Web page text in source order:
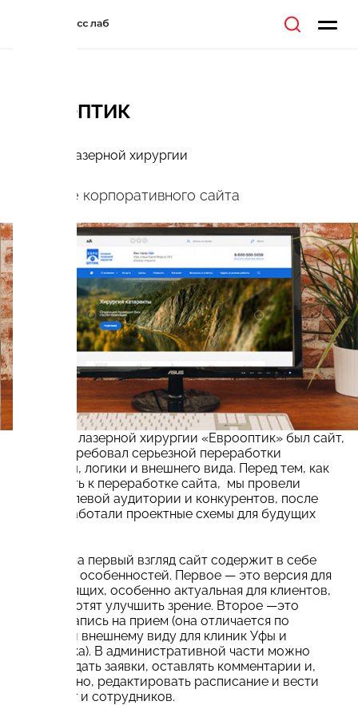
ЕВРООПТИК
Клиника лазерной хирургии
Создание корпоративного сайта
У клиники лазерной хирургии «Еврооптик» был сайт,
который требовал серьезной переработки
структуры, логики и внешнего вида. Перед тем, как
приступить к переработке сайта, мы провели
анализ целевой аудитории и конкурентов, после
чего разработали проектные схемы для будущих
Простой на первый взгляд сайт содержит в себе
несколько особенностей. Первое — это версия для
слабовидящих, особенно актуальная для клиентов,
которые хотят улучшить зрение. Второе —это
удобная запись на прием (она отличается по
формату и внешнему виду для клиник Уфы и
Челябинска). В административной части можно
подтверждать заявки, оставлять комментарии и,
естественно, редактировать расписание и вести
базу услуг и сотрудников.